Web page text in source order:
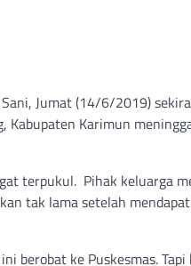
Jumat (14/6/2019)
Kabupaten Karimun
terpukul. Pihak keluarga
tak lama setelah
berobat ke Puskesmas.